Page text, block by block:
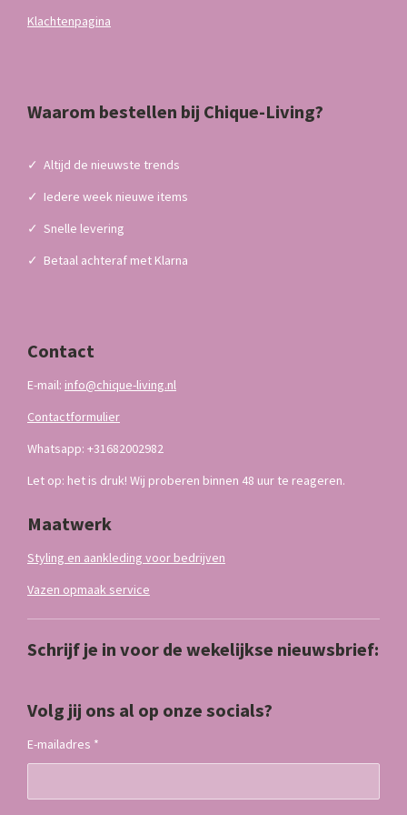
Klachtenpagina
Waarom bestellen bij Chique-Living?
✓ Altijd de nieuwste trends
✓ Iedere week nieuwe items
✓ Snelle levering
✓ Betaal achteraf met Klarna
Contact
E-mail: info@chique-living.nl
Contactformulier
Whatsapp: +31682002982
Let op: het is druk! Wij proberen binnen 48 uur te reageren.
Maatwerk
Styling en aankleding voor bedrijven
Vazen opmaak service
Schrijf je in voor de wekelijkse nieuwsbrief:
Volg jij ons al op onze socials?
E-mailadres *